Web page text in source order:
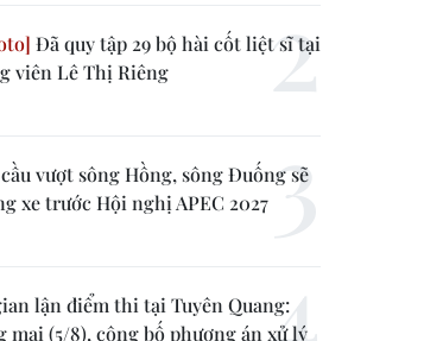
Đã quy tập 29 bộ hài cốt liệt sĩ tại
viên Lê Thị Riêng
vượt sông Hồng, sông Đuống sẽ
xe trước Hội nghị APEC 2027
lận điểm thi tại Tuyên Quang:
mai (5/8), công bố phương án xử lý